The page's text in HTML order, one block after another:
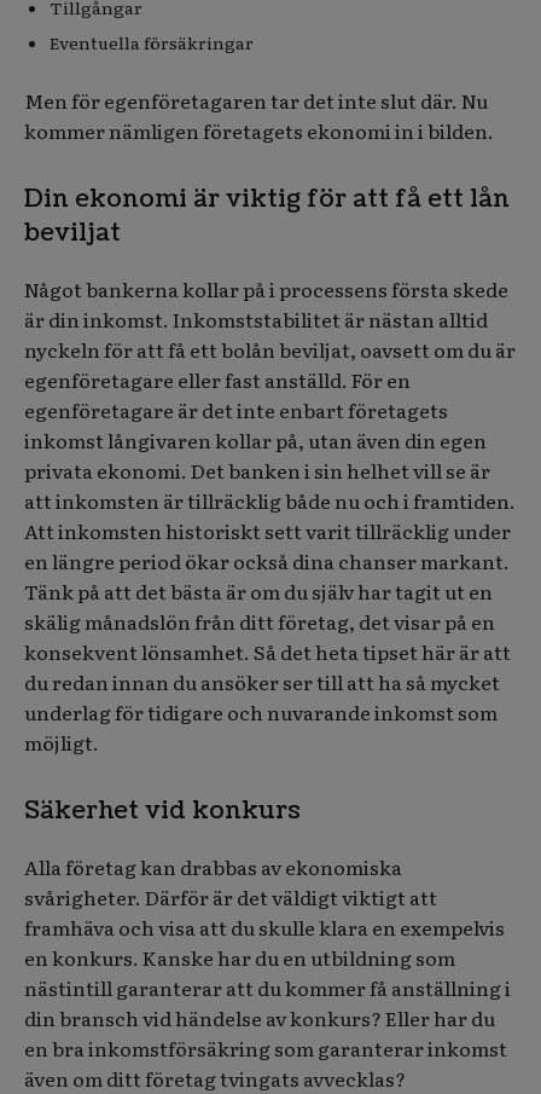
Tillgångar
Eventuella försäkringar
Men för egenföretagaren tar det inte slut där. Nu
kommer nämligen företagets ekonomi in i bilden.
Din ekonomi är viktig för att få ett lån
beviljat
Något bankerna kollar på i processens första skede
är din inkomst. Inkomststabilitet är nästan alltid
nyckeln för att få ett bolån beviljat, oavsett om du är
egenföretagare eller fast anställd. För en
egenföretagare är det inte enbart företagets
inkomst långivaren kollar på, utan även din egen
privata ekonomi. Det banken i sin helhet vill se är
att inkomsten är tillräcklig både nu och i framtiden.
Att inkomsten historiskt sett varit tillräcklig under
en längre period ökar också dina chanser markant.
Tänk på att det bästa är om du själv har tagit ut en
skälig månadslön från ditt företag, det visar på en
konsekvent lönsamhet. Så det heta tipset här är att
du redan innan du ansöker ser till att ha så mycket
underlag för tidigare och nuvarande inkomst som
möjligt.
Säkerhet vid konkurs
Alla företag kan drabbas av ekonomiska
svårigheter. Därför är det väldigt viktigt att
framhäva och visa att du skulle klara en exempelvis
en konkurs. Kanske har du en utbildning som
nästintill garanterar att du kommer få anställning i
din bransch vid händelse av konkurs? Eller har du
en bra inkomstförsäkring som garanterar inkomst
även om ditt företag tvingats avvecklas?